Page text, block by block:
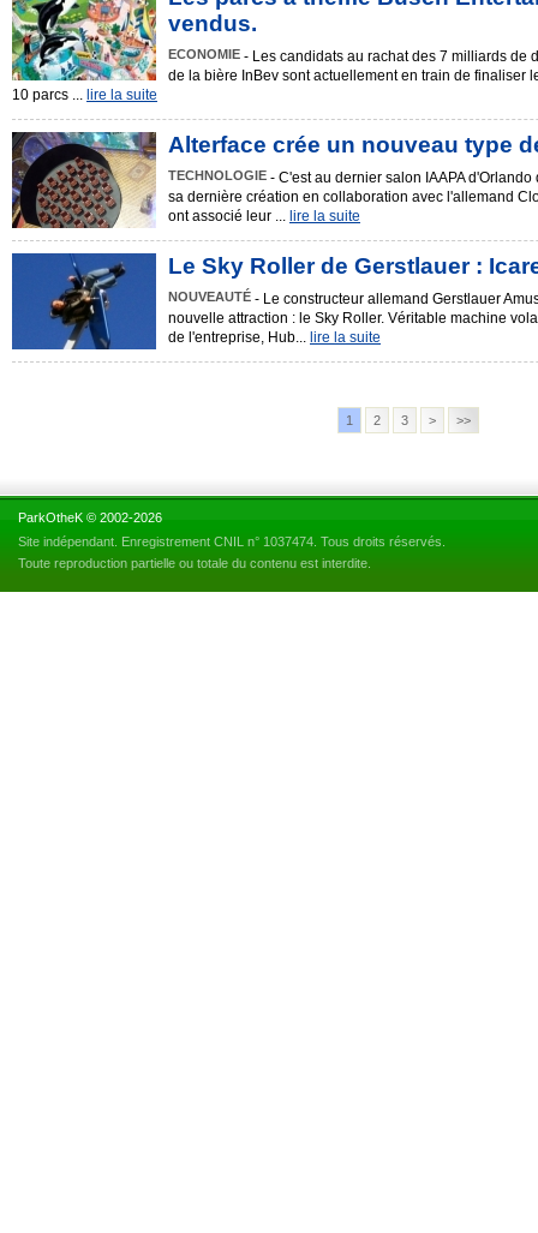
vendus.
ECONOMIE - Les candidats au rachat des 7 milliards de
de la bière InBev sont actuellement en train de finaliser
10 parcs ... lire la suite
Alterface crée un nouveau type
TECHNOLOGIE - C'est au dernier salon IAAPA
sa dernière création en collaboration avec l'allemand
ont associé leur ... lire la suite
Le Sky Roller de Gerstlauer :
NOUVEAUTÉ - Le constructeur allemand Gerstlauer
nouvelle attraction : le Sky Roller. Véritable machine
de l'entreprise, Hub... lire la suite
1 2 3 > >>
ParkOtheK © 2002-2026
Site indépendant. Enregistrement CNIL n° 1037474. Tous droits réservés.
Toute reproduction partielle ou totale du contenu est interdite.